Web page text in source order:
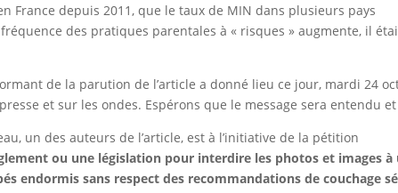
France depuis 2011, que le taux de MIN dans plusieurs pays
des pratiques parentales à « risques » augmente, il
de la parution de l’article a donné lieu ce jour, mardi 24
et sur les ondes. Espérons que le message sera entendu
un des auteurs de l’article, est à l’initiative de la pétition
ou une législation pour interdire les photos et images à
endormis sans respect des recommandations de couchage